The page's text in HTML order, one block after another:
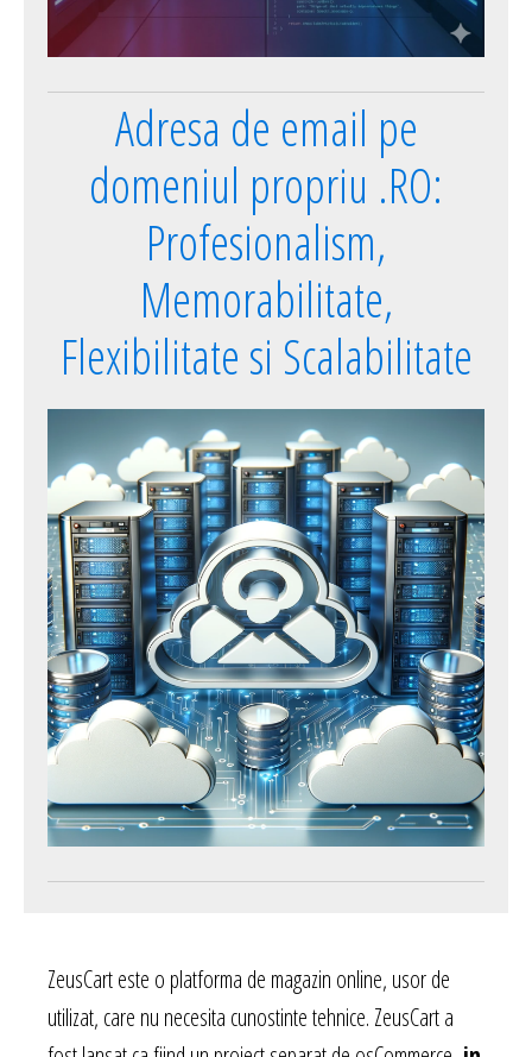
Adresa de email pe
domeniul propriu .RO:
Profesionalism,
Memorabilitate,
Flexibilitate si Scalabilitate
ZeusCart este o platforma de magazin online, usor de
utilizat, care nu necesita cunostinte tehnice. ZeusCart a